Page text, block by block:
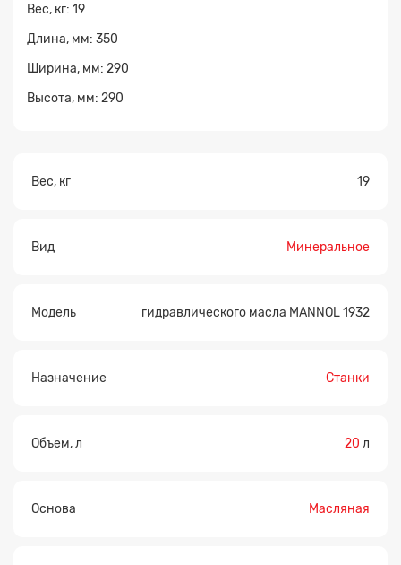
Вес, кг: 19
Длина, мм: 350
Ширина, мм: 290
Высота, мм: 290
Вес, кг 19
Вид Минеральное
Модель гидравлического масла MANNOL 1932
Назначение Станки
Объем, л 20 л
Основа Масляная